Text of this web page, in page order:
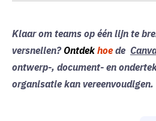
Klaar om teams op één lijn te
versnellen? Ontdek hoe de
ontwerp-, document- en
organisatie kan vereenvoudigen.